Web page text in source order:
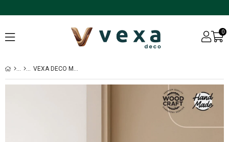
0
VEXA DECO MIHRIMAH SERISI ''HUZUR DUASI'' TEMALI LAZER KESIM AHŞAP DUVAR DEKORU VE ANAHTARLIK